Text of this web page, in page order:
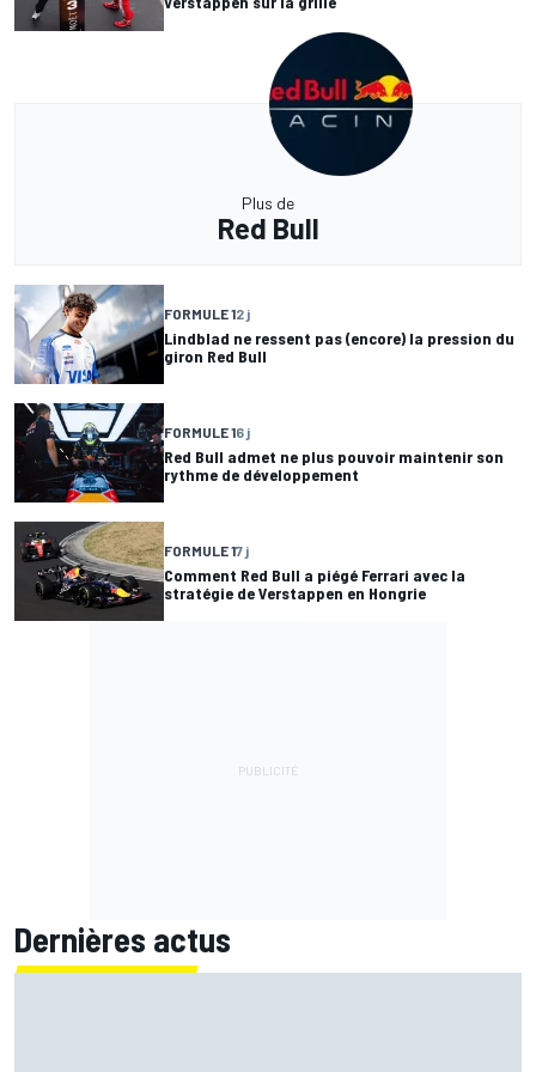
Plus de
Red Bull
FORMULE 12 j
Lindblad ne ressent pas (encore) la pression du
giron Red Bull
FORMULE 16 j
Red Bull admet ne plus pouvoir maintenir son
rythme de développement
FORMULE 17 j
Comment Red Bull a piégé Ferrari avec la
stratégie de Verstappen en Hongrie
Dernières actus